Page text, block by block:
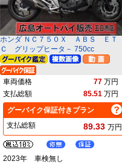
ホンダ ＮＣ７５０Ｘ ＡＢＳ ＥＴ
Ｃ グリップヒータ－ 750cc
車両価格 77 万円
支払総額
85.51 万円
グーバイク保証付きプラン
支払総額
89.33 万円
2023年 車検無し